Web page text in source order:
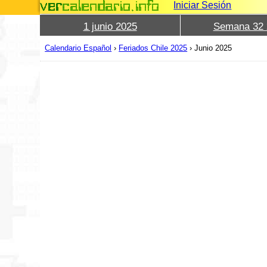
Iniciar Sesión
1 junio 2025 Semana 32
Calendario Español › Feriados Chile 2025 ›Junio 2025